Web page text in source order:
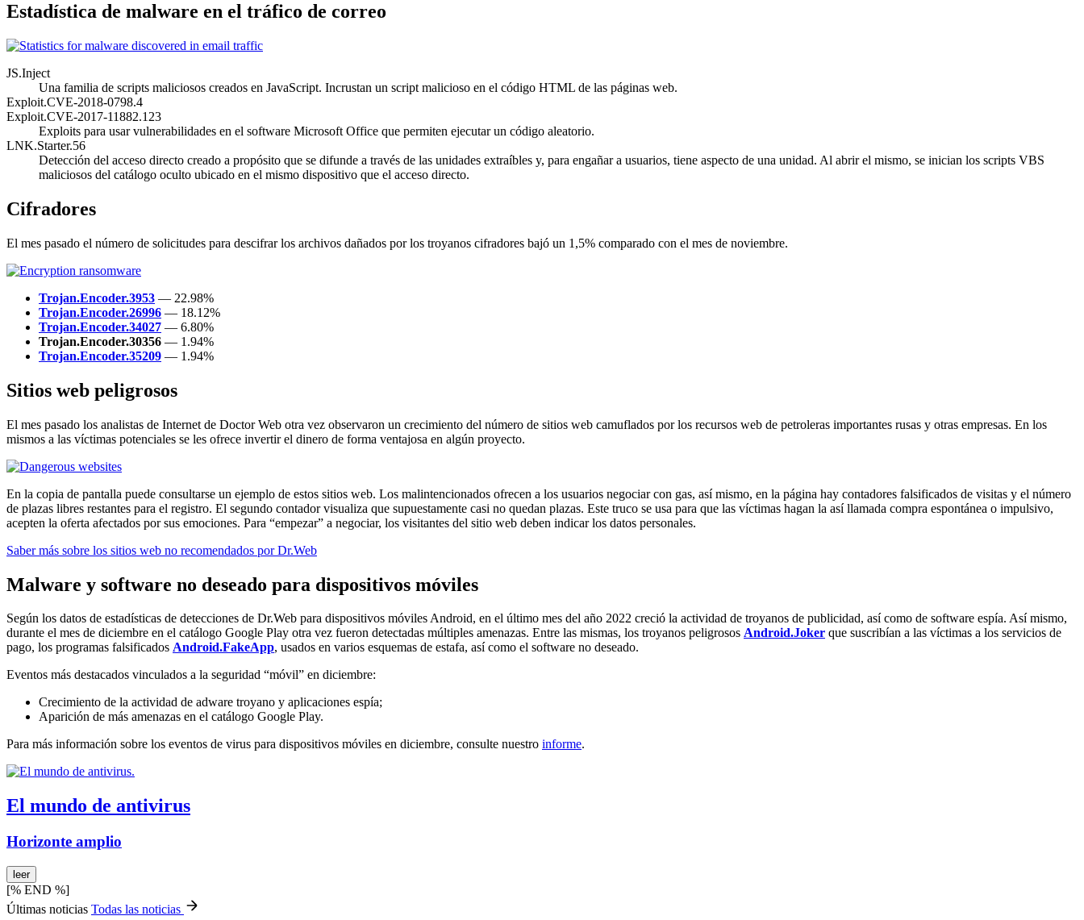
Estadística de malware en el tráfico de correo
JS.Inject
Una familia de scripts maliciosos creados en JavaScript. Incrustan un script malicioso en el código HTML de las páginas web.
Exploit.CVE-2018-0798.4
Exploit.CVE-2017-11882.123
Exploits para usar vulnerabilidades en el software Microsoft Office que permiten ejecutar un código aleatorio.
LNK.Starter.56
Detección del acceso directo creado a propósito que se difunde a través de las unidades extraíbles y, para engañar a usuarios, tiene aspecto de una unidad. Al abrir el mismo, se inician los scripts VBS
maliciosos del catálogo oculto ubicado en el mismo dispositivo que el acceso directo.
Cifradores
El mes pasado el número de solicitudes para descifrar los archivos dañados por los troyanos cifradores bajó un 1,5% comparado con el mes de noviembre.
Trojan.Encoder.3953 — 22.98%
Trojan.Encoder.26996 — 18.12%
Trojan.Encoder.34027 — 6.80%
Trojan.Encoder.30356 — 1.94%
Trojan.Encoder.35209 — 1.94%
Sitios web peligrosos
El mes pasado los analistas de Internet de Doctor Web otra vez observaron un crecimiento del número de sitios web camuflados por los recursos web de petroleras importantes rusas y otras empresas. En los
mismos a las víctimas potenciales se les ofrece invertir el dinero de forma ventajosa en algún proyecto.
En la copia de pantalla puede consultarse un ejemplo de estos sitios web. Los malintencionados ofrecen a los usuarios negociar con gas, así mismo, en lа página hay contadores falsificados de visitas y el número
de plazas libres restantes para el registro. El segundo contador visualiza que supuestamente casi no quedan plazas. Este truco se usa para que las víctimas hagan la así llamada compra espontánea o impulsivo,
acepten la oferta afectados por sus emociones. Para “empezar” a negociar, los visitantes del sitio web deben indicar los datos personales.
Saber más sobre los sitios web no recomendados por Dr.Web
Malware y software no deseado para dispositivos móviles
Según los datos de estadísticas de detecciones de Dr.Web para dispositivos móviles Android, en el último mes del año 2022 creció la actividad de troyanos de publicidad, así como de software espía. Así mismo,
durante el mes de diciembre en el catálogo Google Play otra vez fueron detectadas múltiples amenazas. Entre las mismas, los troyanos peligrosos Android.Joker que suscribían a las víctimas a los servicios de
pago, los programas falsificados Android.FakeApp, usados en varios esquemas de estafa, así como el software no deseado.
Eventos más destacados vinculados a la seguridad “móvil” en diciembre:
Crecimiento de la actividad de adware troyano y aplicaciones espía;
Aparición de más amenazas en el catálogo Google Play.
Para más información sobre los eventos de virus para dispositivos móviles en diciembre, consulte nuestro informe.
El mundo de antivirus
Horizonte amplio
leer
[% END %]
Últimas noticias Todas las noticias